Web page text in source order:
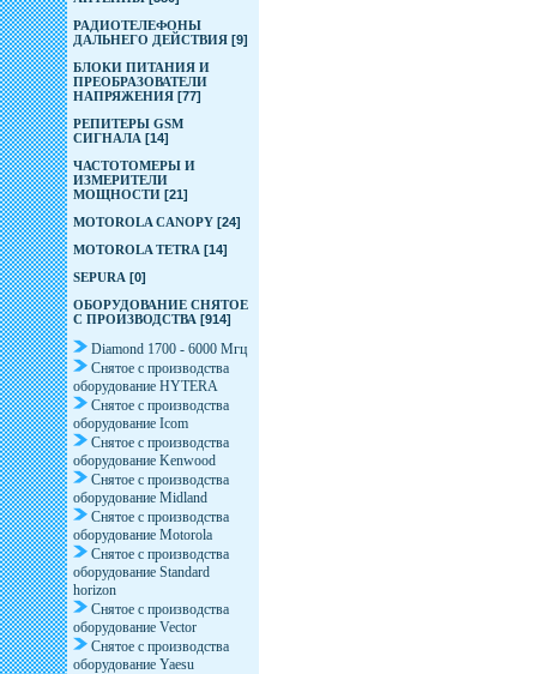
РАДИОТЕЛЕФОНЫ
ДАЛЬНЕГО ДЕЙСТВИЯ [9]
БЛОКИ ПИТАНИЯ И
ПРЕОБРАЗОВАТЕЛИ
НАПРЯЖЕНИЯ [77]
РЕПИТЕРЫ GSM
СИГНАЛА [14]
ЧАСТОТОМЕРЫ И
ИЗМЕРИТЕЛИ
МОЩНОСТИ [21]
MOTOROLA CANOPY [24]
MOTOROLA TETRA [14]
SEPURA [0]
ОБОРУДОВАНИЕ СНЯТОЕ
С ПРОИЗВОДСТВА [914]
Diamond 1700 - 6000 Мгц
Снятое с производства
оборудование HYTERA
Снятое с производства
оборудование Icom
Снятое с производства
оборудование Kenwood
Снятое с производства
оборудование Midland
Снятое с производства
оборудование Motorola
Снятое с производства
оборудование Standard
horizon
Снятое с производства
оборудование Vector
Снятое с производства
оборудование Yaesu